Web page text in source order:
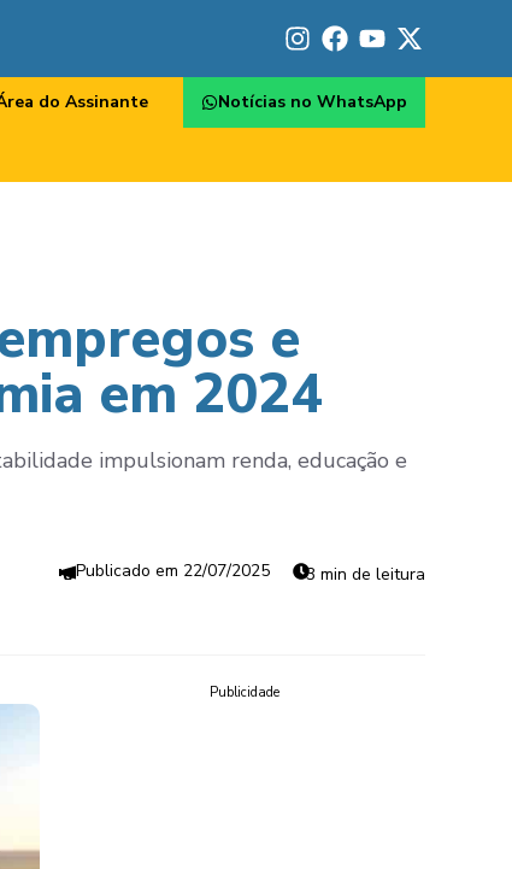
do Assinante Notícias no WhatsApp
e
em 2024
impulsionam renda, educação e
22/07/2025 3 min de leitura
Publicidade